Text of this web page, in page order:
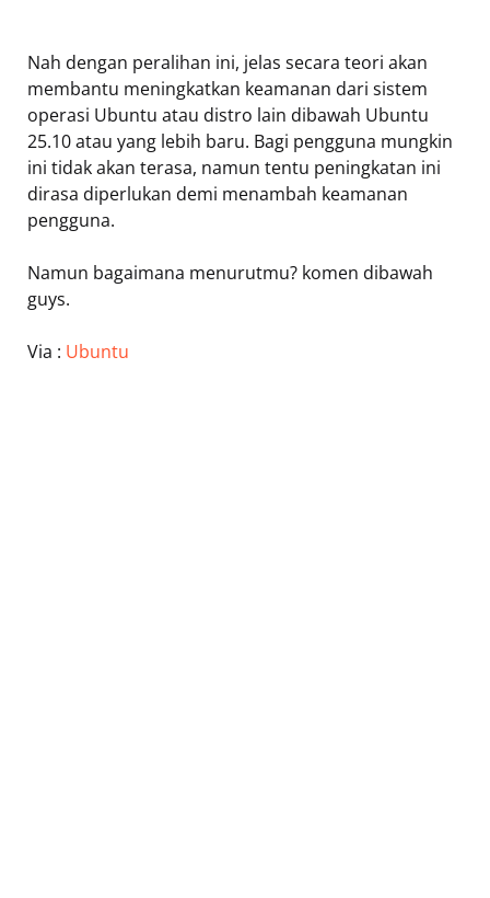
Nah dengan peralihan ini, jelas secara teori akan
membantu meningkatkan keamanan dari sistem
operasi Ubuntu atau distro lain dibawah Ubuntu
25.10 atau yang lebih baru. Bagi pengguna mungkin
ini tidak akan terasa, namun tentu peningkatan ini
dirasa diperlukan demi menambah keamanan
pengguna.
Namun bagaimana menurutmu? komen dibawah
guys.
Via : Ubuntu